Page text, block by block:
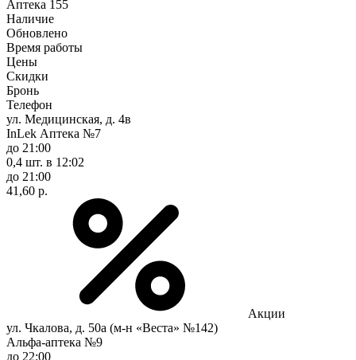
Аптека 155
Наличие
Обновлено
Время работы
Цены
Скидки
Бронь
Телефон
ул. Медицинская, д. 4в
InLek Аптека №7
до 21:00
0,4 шт. в 12:02
до 21:00
41,60 р.
Акции
ул. Чкалова, д. 50а (м-н «Веста» №142)
Альфа-аптека №9
до 22:00